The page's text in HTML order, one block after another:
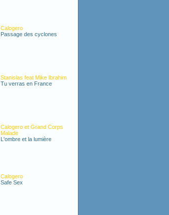
Calogero
Passage des cyclones
Stanislas feat Mike Ibrahim
Tu verras en France
Calogero et Grand Corps
Malade
L'ombre et la lumière
Calogero
Safe Sex